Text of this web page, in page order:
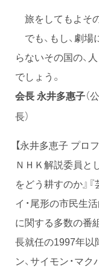
旅をしてもよそ
でも、もし、劇
らないその国の、
でしょう。
会長 永井多惠子（
長）
【永井多恵子 プロ
ＮＨＫ解説委員と
をどう耕すのか』
イ・尾形の市民生
に関する多数の番
長就任の1997年以
ン、サイモン・マ